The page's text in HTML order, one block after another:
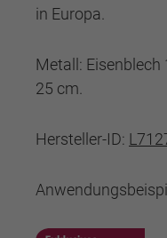
in Europa.
Metall: Eisenblech
25 cm.
Hersteller-ID: